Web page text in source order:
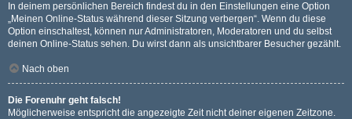
In deinem persönlichen Bereich findest du in den Einstellungen eine Option
„Meinen Online-Status während dieser Sitzung verbergen“. Wenn du diese
Option einschaltest, können nur Administratoren, Moderatoren und du selbst
deinen Online-Status sehen. Du wirst dann als unsichtbarer Besucher gezählt.
Nach oben
Die Forenuhr geht falsch!
Möglicherweise entspricht die angezeigte Zeit nicht deiner eigenen Zeitzone.